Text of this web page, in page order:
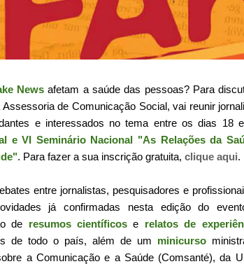
Newsafetam a saúde das pessoas? Para
Assessoria de Comunicação Social, vai reunir
e interessados no tema entre os dias 18
e VI Seminário Nacional "As Relações da
. Para fazer a sua inscrição gratuita, clique aqui.
entre jornalistas, pesquisadores e
já confirmadas nesta edição do
de resumos científicos e relatos de
de todo o país, além de um minicurso
a Comunicação e a Saúde (Comsanté), da